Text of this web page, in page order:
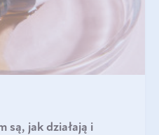
są, jak działają i